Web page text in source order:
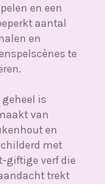
en een
aantal
en
te
geheel is
van
en
met
giftige verf die
trekt